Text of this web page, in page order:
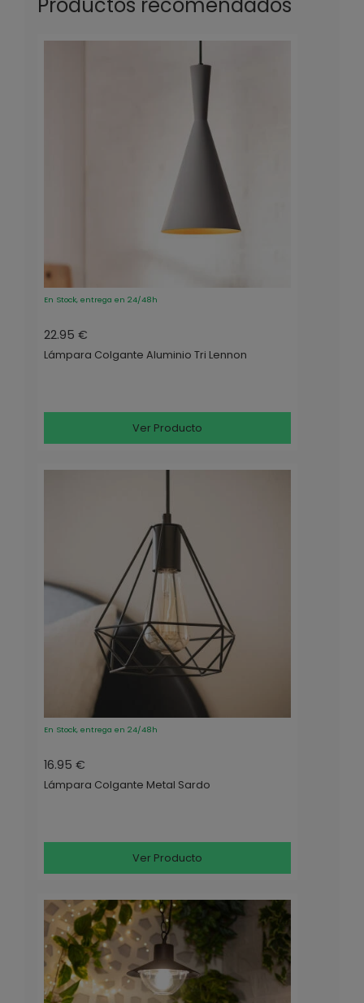
En Stock, entrega en 24/48h
22.95 €
Lámpara Colgante Aluminio Tri Lennon
Ver Producto
En Stock, entrega en 24/48h
16.95 €
Lámpara Colgante Metal Sardo
Ver Producto